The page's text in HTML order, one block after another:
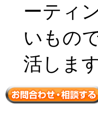
ーティ
いもの
活します